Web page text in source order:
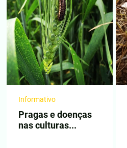
Informativo
Pragas e doenças
nas culturas...